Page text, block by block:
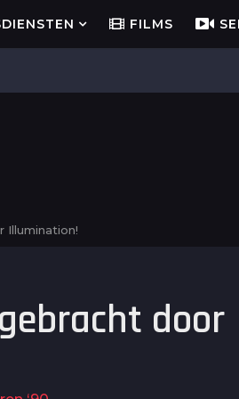
FILMS
Illumination!
door